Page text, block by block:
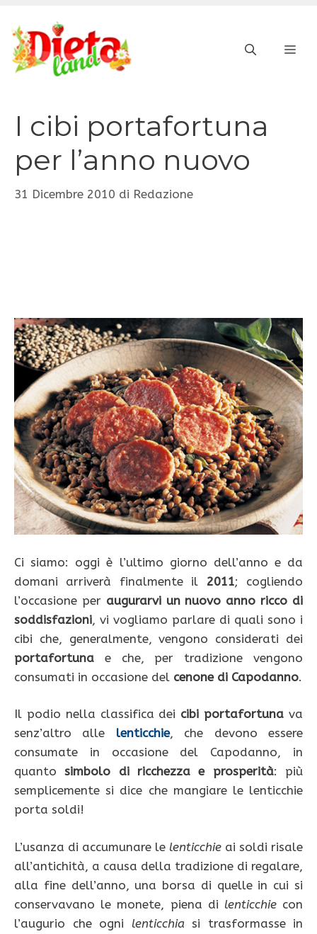
contenuto
I cibi portafortuna
per l’anno nuovo
31 Dicembre 2010 di Redazione
Ci siamo: oggi è l’ultimo giorno dell’anno e da
domani arriverà finalmente il 2011; cogliendo
l’occasione per augurarvi un nuovo anno ricco di
soddisfazioni, vi vogliamo parlare di quali sono i
cibi che, generalmente, vengono considerati dei
portafortuna e che, per tradizione vengono
consumati in occasione del cenone di Capodanno.
Il podio nella classifica dei cibi portafortuna va
senz’altro alle lenticchie, che devono essere
consumate in occasione del Capodanno, in
quantosimbolo di ricchezza e prosperità: più
semplicemente si dice che mangiare le lenticchie
porta soldi!
L’usanza di accumunare le lenticchie ai soldi risale
all’antichità, a causa della tradizione di regalare,
alla fine dell’anno, una borsa di quelle in cui si
conservavano le monete, piena di lenticchiecon
l’augurio che ogni lenticchia si trasformasse in